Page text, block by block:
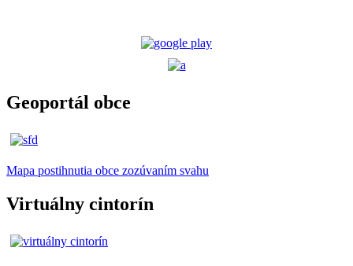
Geoportál obce
Mapa postihnutia obce zozúvaním svahu
Virtuálny cintorín